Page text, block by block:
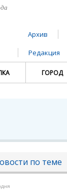
Архив
Редакция
ГОРОД
по теме
, 06:15